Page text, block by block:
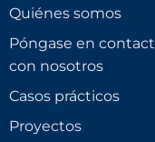
Quiénes somos
Póngase en
con nosotros
Casos prácticos
Proyectos